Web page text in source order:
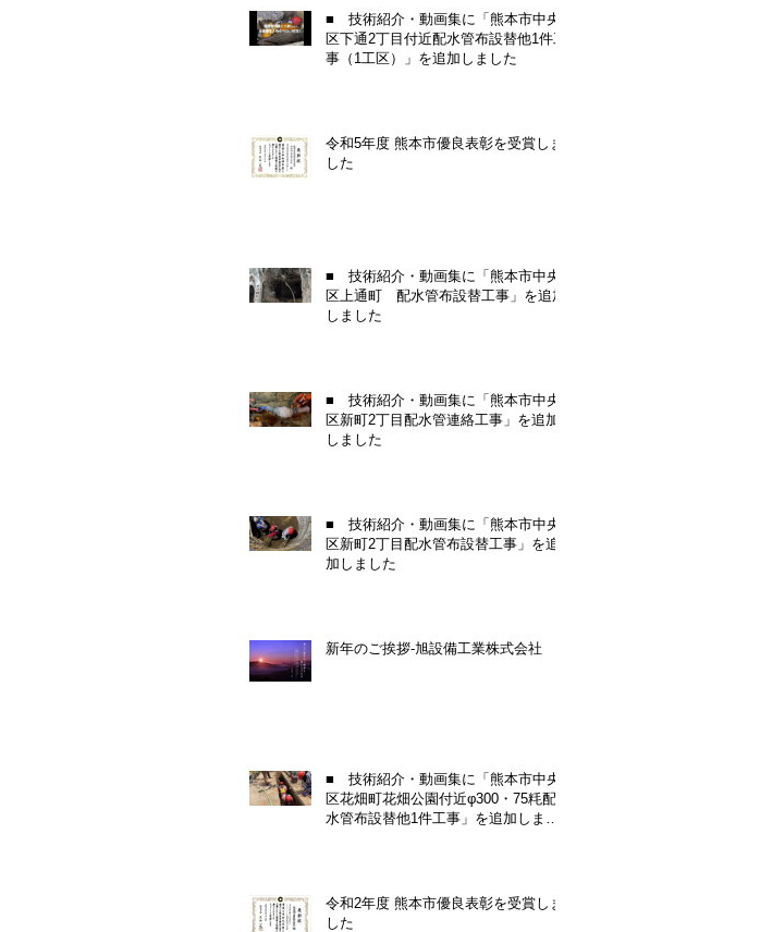
■ 技術紹介・動画集に「熊本市中央
区下通2丁目付近配水管布設替他1件工
事（1工区）」を追加しました
令和5年度 熊本市優良表彰を受賞しま
した
■ 技術紹介・動画集に「熊本市中央
区上通町 配水管布設替工事」を追加
しました
■ 技術紹介・動画集に「熊本市中央
区新町2丁目配水管連絡工事」を追加
しました
■ 技術紹介・動画集に「熊本市中央
区新町2丁目配水管布設替工事」を追
加しました
新年のご挨拶-旭設備工業株式会社
■ 技術紹介・動画集に「熊本市中央
区花畑町花畑公園付近φ300・75粍配
水管布設替他1件工事」を追加しまし
令和2年度 熊本市優良表彰を受賞しま
した